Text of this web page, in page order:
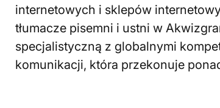
internetowych i sklepów
tłumacze pisemni i ustni w
specjalistyczną z globalnymi
komunikacji, która przekonuje